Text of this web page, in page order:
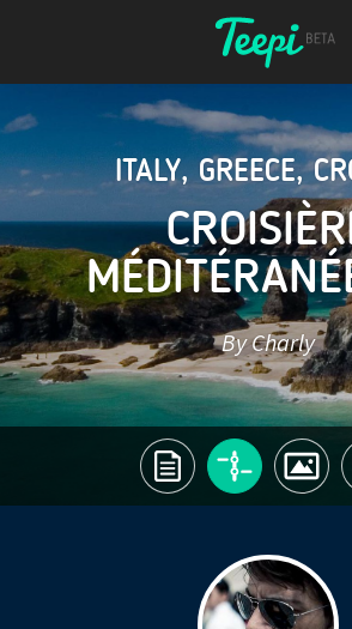
ITALY,GREECE,
By Charly